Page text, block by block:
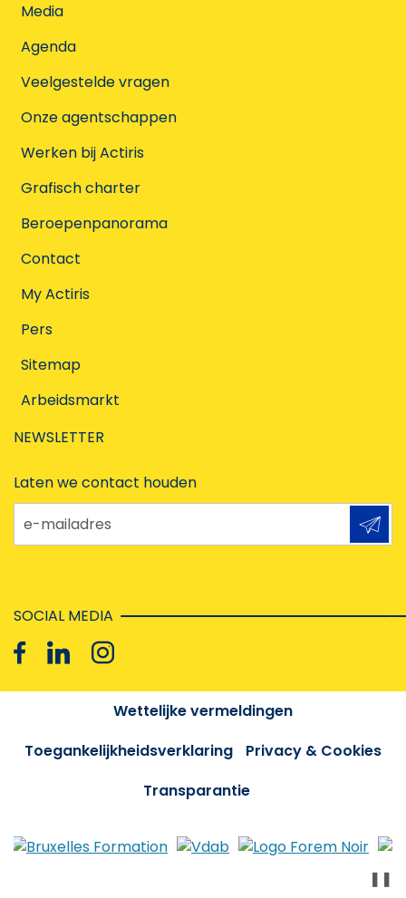
Media
Agenda
Veelgestelde vragen
Onze agentschappen
Werken bij Actiris
Grafisch charter
Beroepenpanorama
Contact
My Actiris
Pers
Sitemap
Arbeidsmarkt
NEWSLETTER
Laten we contact houden
e-mailadres
SOCIAL MEDIA
Wettelijke vermeldingen
Toegankelijkheidsverklaring
Privacy & Cookies
Transparantie
❚❚